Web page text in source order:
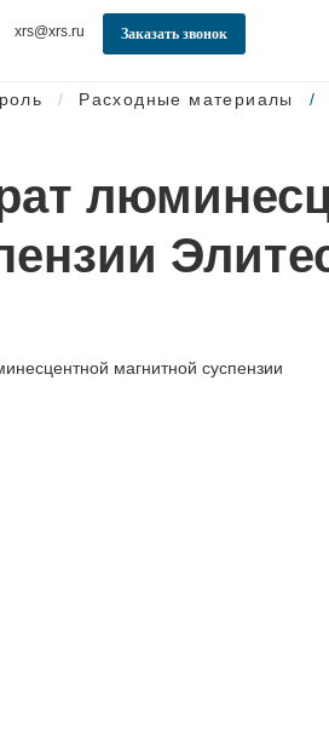
xrs@xrs.ru Заказать звонок
Расходные материалы